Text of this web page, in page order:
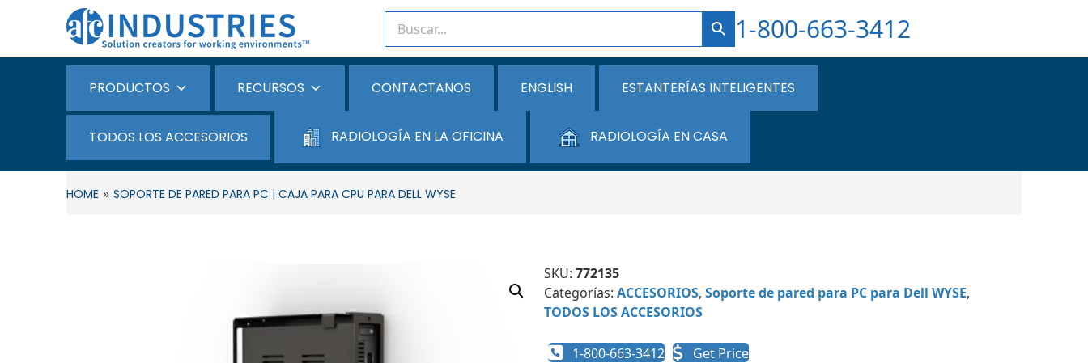
1-800-663-3412
PRODUCTOS RECURSOS CONTACTANOS ENGLISH ESTANTERÍAS INTELIGENTES
TODOS LOS ACCESORIOS RADIOLOGÍA EN LA OFICINA RADIOLOGÍA EN CASA
HOME » SOPORTE DE PARED PARA PC | CAJA PARA CPU PARA DELL WYSE
SKU: 772135
Categorías: ACCESORIOS, Soporte de pared para PC para Dell WYSE,
TODOS LOS ACCESORIOS
1-800-663-3412 Get Price